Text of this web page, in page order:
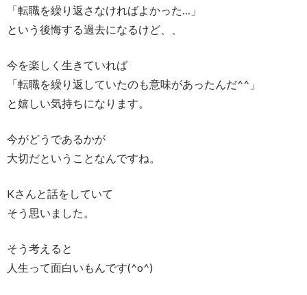
「転職を繰り返さなければよかった…」
という後悔する過去になるけど、、
今を楽しく生きていれば
「転職を繰り返していたのも意味があったんだ^^」
と嬉しい気持ちになります。
今がどうであるかが
大切だということなんですね。
Kさんと話をしていて
そう思いました。
そう考えると
人生って面白いもんです(^o^)